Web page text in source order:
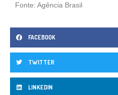
Fonte: Agência Brasil
FACEBOOK
TWITTER
LINKEDIN